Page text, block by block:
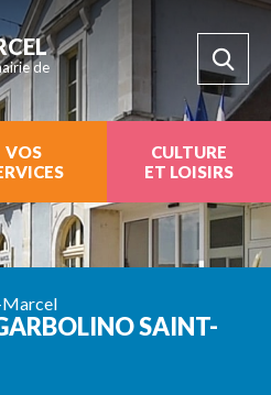
de
VOS
CULTURE
ET LOISIRS
Marcel
SAINT-